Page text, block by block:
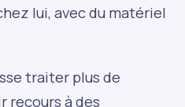
lui, avec du matériel
traiter plus de
recours à des